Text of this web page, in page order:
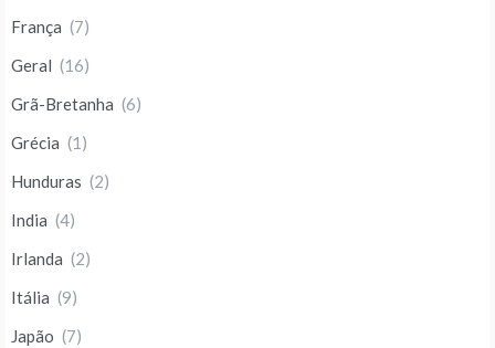
França (7)
Geral (16)
Grã-Bretanha (6)
Grécia (1)
Hunduras (2)
India (4)
Irlanda (2)
Itália (9)
Japão (7)